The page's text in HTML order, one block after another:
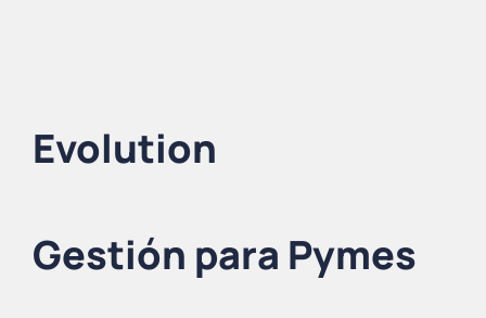
Evolution
Gestión para Pymes